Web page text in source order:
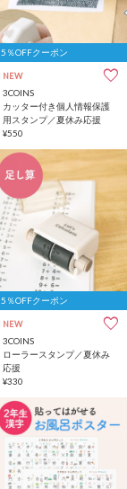
5％OFFクーポン
NEW
3COINS
カッター付き個人情報保護
用スタンプ／夏休み応援
¥550
5％OFFクーポン
NEW
3COINS
ローラースタンプ／夏休み
応援
¥330